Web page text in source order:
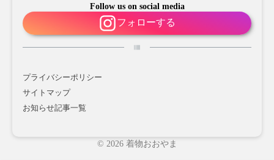
Follow us on social media
フォローする
プライバシーポリシー
サイトマップ
お知らせ記事一覧
© 2026 着物おおやま